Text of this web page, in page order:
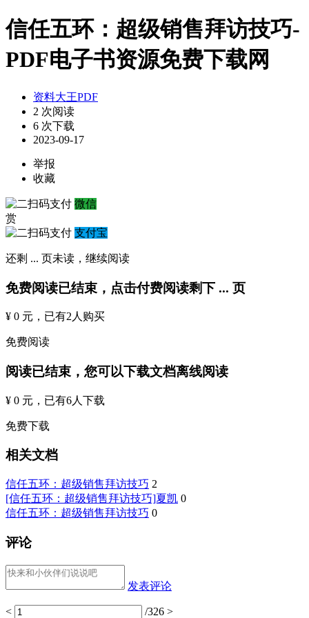
信任五环：超级销售拜访技巧-
PDF电子书资源免费下载网
资料大王PDF
2 次阅读
6 次下载
2023-09-17
举报
收藏
微信
赏
支付宝
还剩 ... 页未读， 继续阅读
免费阅读已结束，点击付费阅读剩下 ... 页
¥ 0 元 ，已有2 人购买
免费阅读
阅读已结束，您可以下载文档离线阅读
¥ 0 元 ，已有6人下载
免费下载
相关文档
信任五环：超级销售拜访技巧 2
[信任五环：超级销售拜访技巧]夏凯 0
信任五环：超级销售拜访技巧 0
评论
发表评论
< /326 >